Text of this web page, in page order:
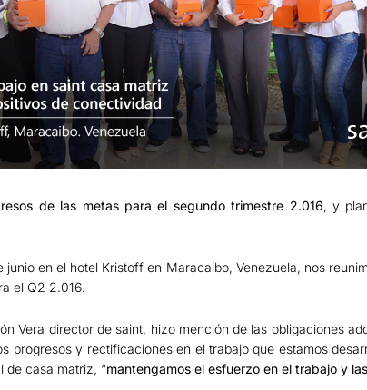
de las metas para el segundo trimestre 2.016, y
junio en el hotel Kristoff en Maracaibo, Venezuela, nos
el Q2 2.016.
Vera director de saint, hizo mención de las obligaciones
progresos y rectificaciones en el trabajo que estamos
de casa matriz, “mantengamos el esfuerzo en el trabajo y